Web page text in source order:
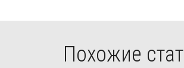
Похожие